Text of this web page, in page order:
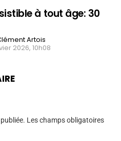
à tout âge: 30
Artois
2026, 10h08
Les champs obligatoires